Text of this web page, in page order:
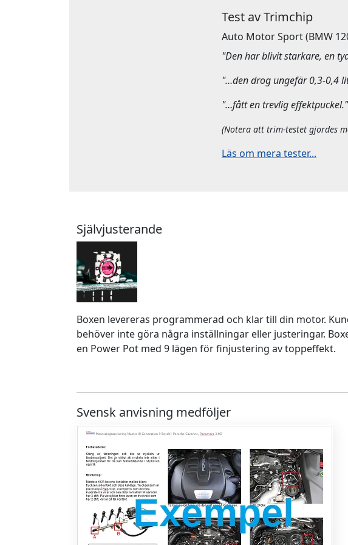
Test av Trimchip
Auto Motor Sport(BMW
"Den har blivit starkare, en
"…den drog ungefär 0,3-0,4
"…fått en trevlig effektpuckel."
(Notera att trim-testet gjordes
Läs om mera tester...
Självjusterande
Boxen levereras programmerad och klar till din motor.
behöver inte göra några inställningar eller justeringar.
en Power Pot med 9 lägen för finjustering av toppeffekt.
Svensk anvisning medföljer